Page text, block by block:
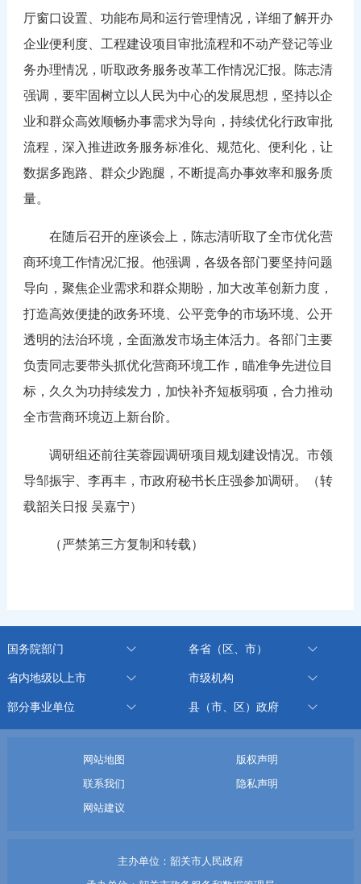
厅窗口设置、功能布局和运行管理情况，详细了解开办
企业便利度、工程建设项目审批流程和不动产登记等业
务办理情况，听取政务服务改革工作情况汇报。陈志清
强调，要牢固树立以人民为中心的发展思想，坚持以企
业和群众高效顺畅办事需求为导向，持续优化行政审批
流程，深入推进政务服务标准化、规范化、便利化，让
数据多跑路、群众少跑腿，不断提高办事效率和服务质
量。
在随后召开的座谈会上，陈志清听取了全市优化营
商环境工作情况汇报。他强调，各级各部门要坚持问题
导向，聚焦企业需求和群众期盼，加大改革创新力度，
打造高效便捷的政务环境、公平竞争的市场环境、公开
透明的法治环境，全面激发市场主体活力。各部门主要
负责同志要带头抓优化营商环境工作，瞄准争先进位目
标，久久为功持续发力，加快补齐短板弱项，合力推动
全市营商环境迈上新台阶。
调研组还前往芙蓉园调研项目规划建设情况。市领
导邹振宇、李再丰，市政府秘书长庄强参加调研。（转
载韶关日报 吴嘉宁）
（严禁第三方复制和转载）
国务院部门 各省（区、市）
省内地级以上市 市级机构
部分事业单位 县（市、区）政府
网站地图
版权声明
联系我们
隐私声明
网站建议
主办单位：韶关市人民政府